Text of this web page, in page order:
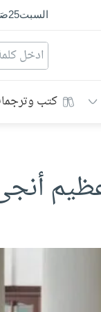
السبت25
كتب